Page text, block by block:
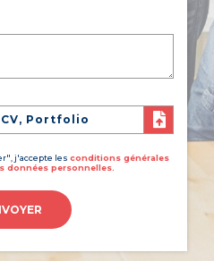
Portfolio
j'accepte les conditions générales
données personnelles.